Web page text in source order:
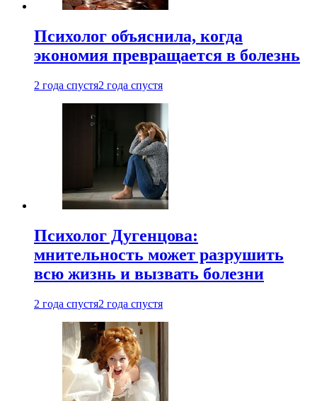
Психолог объяснила, когда
экономия превращается в болезнь
2 года спустя2 года спустя
Психолог Дугенцова:
мнительность может разрушить
всю жизнь и вызвать болезни
2 года спустя2 года спустя